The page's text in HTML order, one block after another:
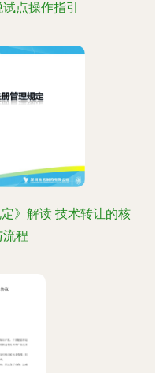
点操作指引
》解读 技术转让的核
程